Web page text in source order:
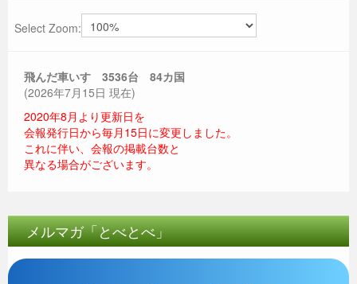
Select Zoom:
飛んだ車いす 3536台 84カ国
(2026年7月15日 現在)
2020年8月より更新日を
会報発行日から毎月15日に変更しました。
これに伴い、会報の掲載台数と
異なる場合がございます。
メルマガ「とべとべ」